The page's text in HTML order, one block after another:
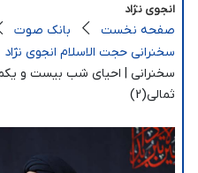
انجوی نژاد
صفحه نخست
بانک صوت
سخنرانی حجت الاسلام انجوی نژاد
سخنرانی | احیای شب بیست و
ثمالی(2)